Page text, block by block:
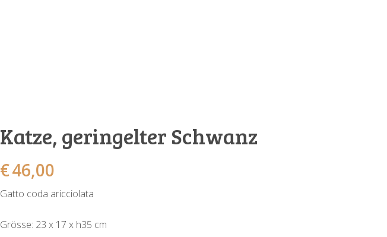
Katze, geringelter Schwanz
€46,00
Gatto coda aricciolata
Grösse: 23 x 17 x h35 cm